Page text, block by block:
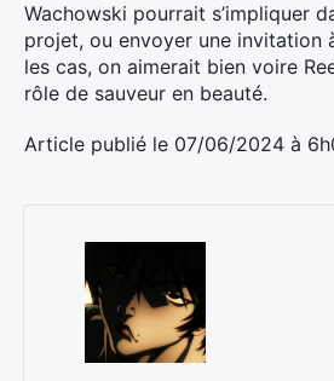
Wachowski pourrait s’impliquer
projet, ou envoyer une invitation
les cas, on aimerait bien voire
rôle de sauveur en beauté.
Article publié le 07/06/2024 à